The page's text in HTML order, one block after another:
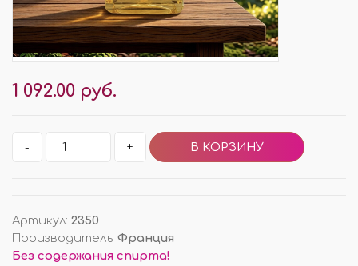
1 092.00 руб.
- +
Артикул: 2350
Производитель: Франция
Без содержания спирта!